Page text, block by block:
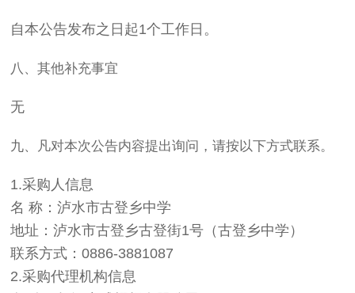
自本公告发布之日起1个工作日。
八、其他补充事宜
无
九、凡对本次公告内容提出询问，请按以下方式联系。
1.采购人信息
名 称：泸水市古登乡中学
地址：泸水市古登乡古登街1号（古登乡中学）
联系方式：0886-3881087
2.采购代理机构信息